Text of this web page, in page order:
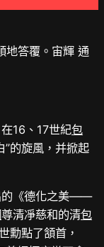
地答覆。宙輝 通
16、17世紀包
”的旋風，并掀起
的《德化之美——
尊清凈慈和的清包
勳點了頷首，